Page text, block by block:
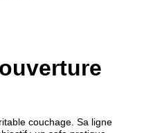
rapido
couchage. Sa ligne